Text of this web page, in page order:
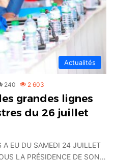
Actualités
240 2 603
grandes lignes
du 26 juillet
A EU DU SAMEDI 24 JUILLET
LA PRÉSIDENCE DE SON…